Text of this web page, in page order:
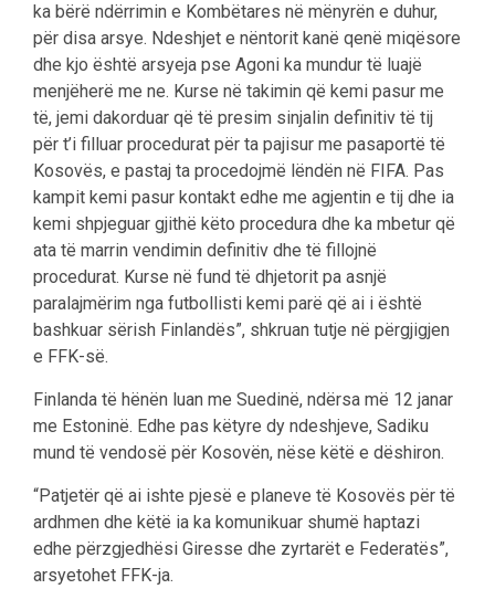
ka bërë ndërrimin e Kombëtares në mënyrën e duhur,
për disa arsye. Ndeshjet e nëntorit kanë qenë miqësore
dhe kjo është arsyeja pse Agoni ka mundur të luajë
menjëherë me ne. Kurse në takimin që kemi pasur me
të, jemi dakorduar që të presim sinjalin definitiv të tij
për t’i filluar procedurat për ta pajisur me pasaportë të
Kosovës, e pastaj ta procedojmë lëndën në FIFA. Pas
kampit kemi pasur kontakt edhe me agjentin e tij dhe ia
kemi shpjeguar gjithë këto procedura dhe ka mbetur që
ata të marrin vendimin definitiv dhe të fillojnë
procedurat. Kurse në fund të dhjetorit pa asnjë
paralajmërim nga futbollisti kemi parë që ai i është
bashkuar sërish Finlandës”, shkruan tutje në përgjigjen
e FFK-së.
Finlanda të hënën luan me Suedinë, ndërsa më 12 janar
me Estoninë. Edhe pas këtyre dy ndeshjeve, Sadiku
mund të vendosë për Kosovën, nëse këtë e dëshiron.
“Patjetër që ai ishte pjesë e planeve të Kosovës për të
ardhmen dhe këtë ia ka komunikuar shumë haptazi
edhe përzgjedhësi Giresse dhe zyrtarët e Federatës”,
arsyetohet FFK-ja.